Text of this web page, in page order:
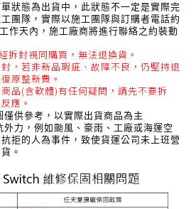
狀態為出貨中，此狀態不一定是實際完
團隊，實際以施工團隊與訂購者電話約
作天內，施工廠商將進行聯絡之約裝動
封視同購買，無法退換貨。
，若非新品瑕疵、故障不良，仍堅持退
原整新費。
品(含軟體)有任何疑問，請先不要拆
應。
供參考，以實際出貨商品為主
力，例如颱風、豪雨、工廠或海運空
拒的人為事件，致使貨運公司未上班營
。